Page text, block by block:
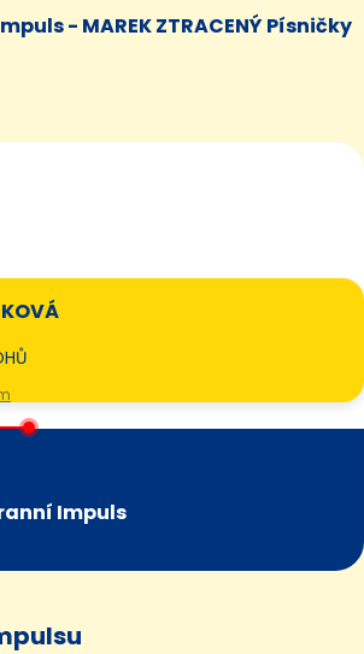
- MAREK ZTRACENÝ Písničky
Impuls